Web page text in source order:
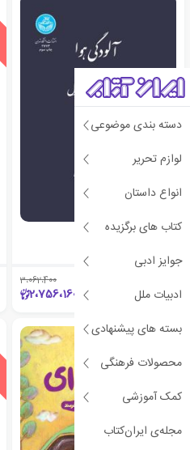
دسته بندی موضوعی
لوازم تحریر
انواع داستان
کتاب های برگزیده
جوایز ادبی
ادبیات ملل
بسته های پیشنهادی
محصولات فرهنگی
کمک آموزشی
مجله‌ی ایران‌کتاب
آلودگی هوا
3،062،400
2،756،160